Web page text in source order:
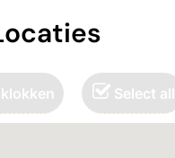
Select all